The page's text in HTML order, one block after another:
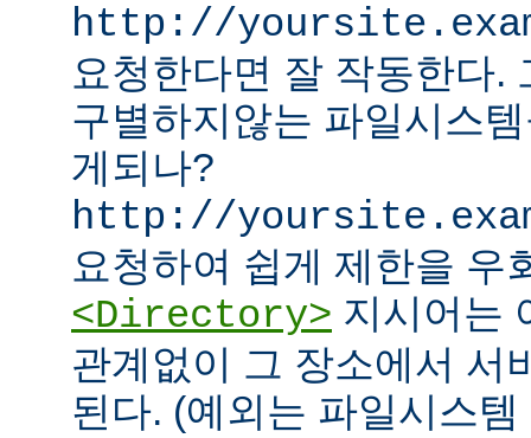
http://
요청한다면 잘 작동한다.
구별하지않는 파일시스
게되나?
http://
요청하여 쉽게 제한을 우
<Directory> 지시어는
관계없이 그 장소에서 서
된다. (예외는 파일시스